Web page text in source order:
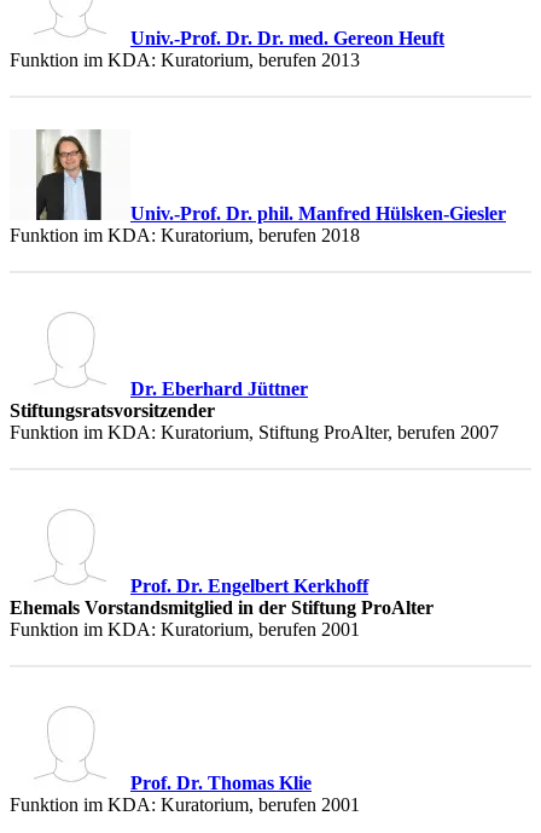
Univ.-Prof. Dr. Dr. med. Gereon Heuft
Funktion im KDA: Kuratorium, berufen 2013
Univ.-Prof. Dr. phil. Manfred Hülsken-Giesler
Funktion im KDA: Kuratorium, berufen 2018
Dr. Eberhard Jüttner
Stiftungsratsvorsitzender
Funktion im KDA: Kuratorium, Stiftung ProAlter, berufen 2007
Prof. Dr. Engelbert Kerkhoff
Ehemals Vorstandsmitglied in der Stiftung ProAlter
Funktion im KDA: Kuratorium, berufen 2001
Prof. Dr. Thomas Klie
Funktion im KDA: Kuratorium, berufen 2001